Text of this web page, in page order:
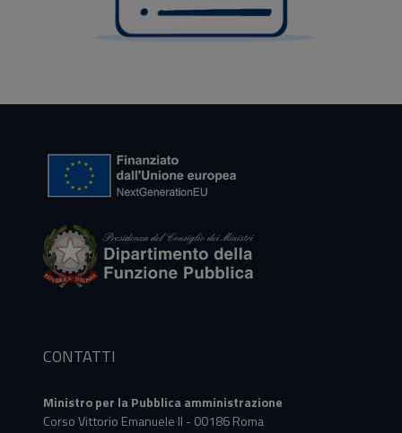
CONTATTI
Ministro per la Pubblica amministrazione
Corso Vittorio Emanuele II - 00186 Roma